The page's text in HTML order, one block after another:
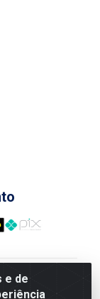
e de
LTDA
Rio de